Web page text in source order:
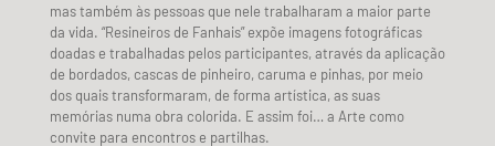
mas também às pessoas que nele trabalharam a maior parte
da vida. “Resineiros de Fanhais” expõe imagens fotográficas
doadas e trabalhadas pelos participantes, através da aplicação
de bordados, cascas de pinheiro, caruma e pinhas, por meio
dos quais transformaram, de forma artística, as suas
memórias numa obra colorida. E assim foi… a Arte como
convite para encontros e partilhas.